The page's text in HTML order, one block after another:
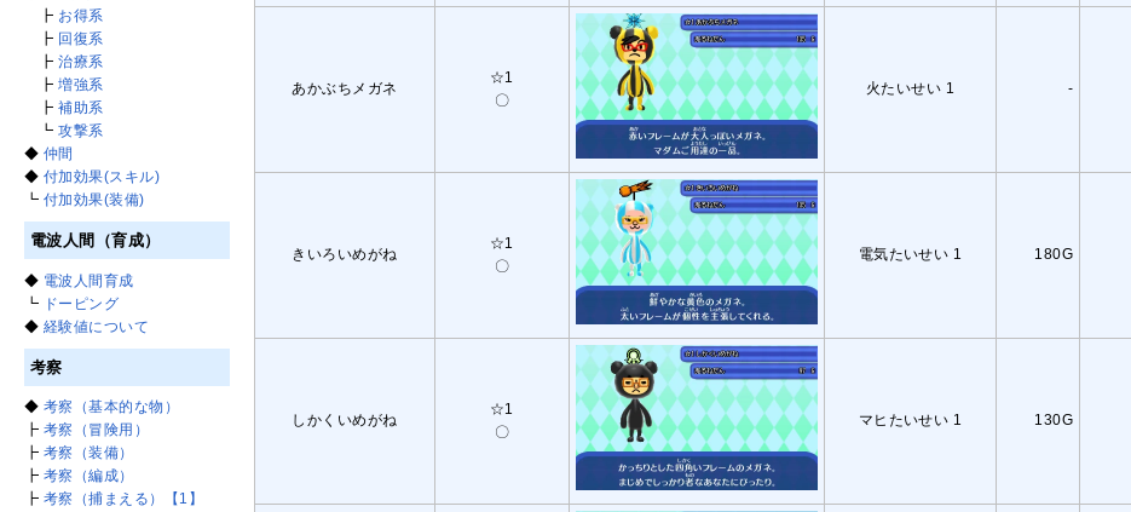
あかぶちメガネ
☆1
〇
火たいせい 1 -
きいろいめがね
☆1
〇
電気たいせい 1 180G
しかくいめがね
☆1
〇
マヒたいせい 1 130G
┣ お得系
┣ 回復系
┣治療系
┣増強系
┣補助系
┗攻撃系
◆ 仲間
◆ 付加効果(スキル)
┗ 付加効果(装備)
電波人間（育成）
◆ 電波人間育成
┗ ドーピング
◆ 経験値について
考察
◆ 考察（基本的な物）
┣ 考察（冒険用）
┣ 考察（装備）
┣ 考察（編成）
┣ 考察（捕まえる）【1】